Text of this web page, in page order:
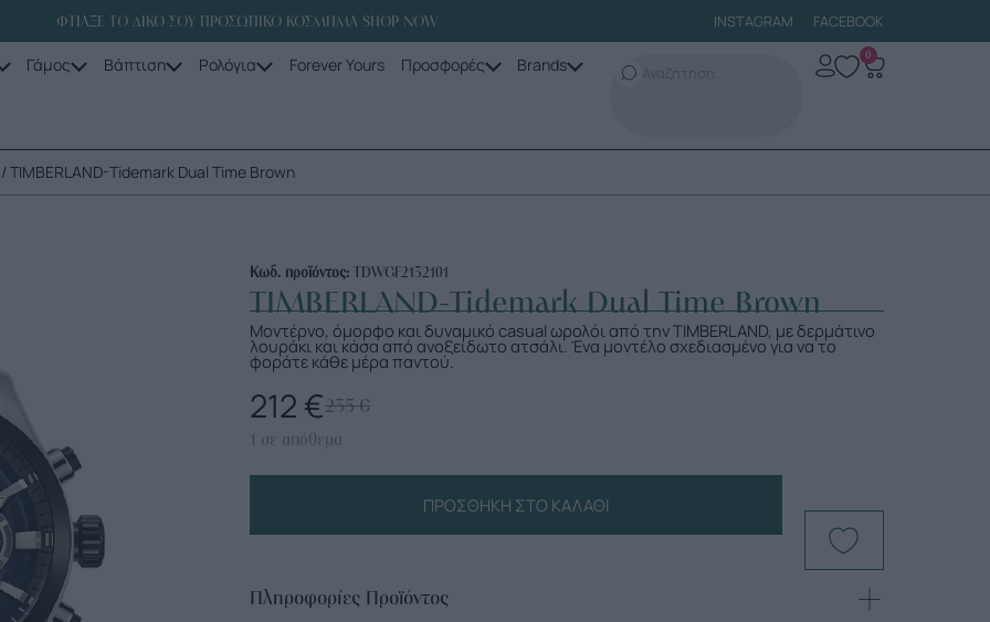
ΦΤΙΑΞΕ ΤΟ ΔΙΚΟ ΣΟΥ ΠΡΟΣΩΠΙΚΟ ΚΟΣΜΗΜΑ SHOP NOW INSTAGRAM FACEBOOK
Γάμος Βάπτιση Ρολόγια Forever Yours Προσφορές Brands 0
/ TIMBERLAND-Tidemark Dual Time Brown
Κωδ. προϊόντος:TDWGF2132101
TIMBERLAND-Tidemark Dual Time Brown
Μοντέρνο, όμορφο και δυναμικό casual ωρολόι από την TIMBERLAND, με δερμάτινο
λουράκι και κάσα από ανοξείδωτο ατσάλι. Ένα μοντέλο σχεδιασμένο για να το
φοράτε κάθε μέρα παντού.
235€
212 €
1 σε απόθεμα
ΠΡΟΣΘΉΚΗ ΣΤΟ ΚΑΛΆΘΙ
Πληροφορίες Προϊόντος